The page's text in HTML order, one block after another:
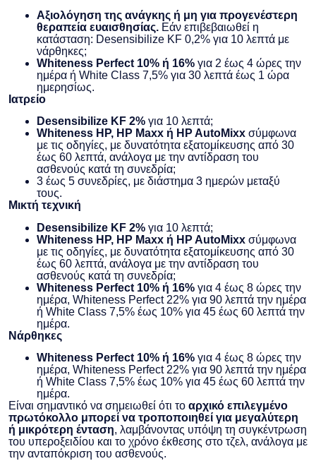
Αξιολόγηση της ανάγκης ή μη για προγενέστερη
θεραπεία ευαισθησίας. Εάν επιβεβαιωθεί η
κατάσταση: Desensibilize KF 0,2% για 10 λεπτά με
νάρθηκες;
Whiteness Perfect 10% ή 16% για 2 έως 4 ώρες την
ημέρα ή White Class 7,5% για 30 λεπτά έως 1 ώρα
ημερησίως.
Ιατρείο
Desensibilize KF 2% για 10 λεπτά;
Whiteness HP, HP Maxx ή HP AutoMixx σύμφωνα
με τις οδηγίες, με δυνατότητα εξατομίκευσης από 30
έως 60 λεπτά, ανάλογα με την αντίδραση του
ασθενούς κατά τη συνεδρία;
3 έως 5 συνεδρίες, με διάστημα 3 ημερών μεταξύ
τους.
Μικτή τεχνική
Desensibilize KF 2% για 10 λεπτά;
Whiteness HP, HP Maxx ή HP AutoMixx σύμφωνα
με τις οδηγίες, με δυνατότητα εξατομίκευσης από 30
έως 60 λεπτά, ανάλογα με την αντίδραση του
ασθενούς κατά τη συνεδρία;
Whiteness Perfect 10% ή 16% για 4 έως 8 ώρες την
ημέρα, Whiteness Perfect 22% για 90 λεπτά την ημέρα
ή White Class 7,5% έως 10% για 45 έως 60 λεπτά την
ημέρα.
Νάρθηκες
Whiteness Perfect 10% ή 16% για 4 έως 8 ώρες την
ημέρα, Whiteness Perfect 22% για 90 λεπτά την ημέρα
ή White Class 7,5% έως 10% για 45 έως 60 λεπτά την
ημέρα.
Είναι σημαντικό να σημειωθεί ότι το αρχικό επιλεγμένο
πρωτόκολλο μπορεί να τροποποιηθεί για μεγαλύτερη
ή μικρότερη ένταση, λαμβάνοντας υπόψη τη συγκέντρωση
του υπεροξειδίου και το χρόνο έκθεσης στο τζελ, ανάλογα με
την ανταπόκριση του ασθενούς.